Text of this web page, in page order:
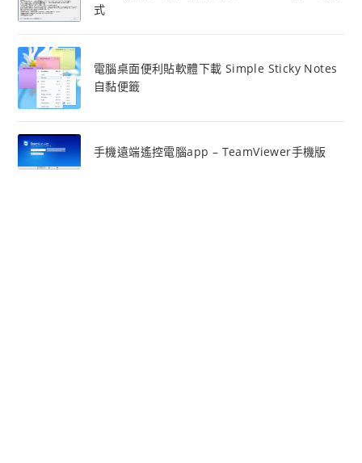
式
電腦桌面便利貼軟體下載 Simple Sticky Notes
自黏便籤
手機遠端遙控電腦app – TeamViewer手機版